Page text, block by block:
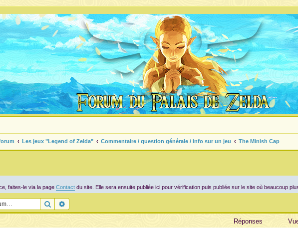
Les jeux "Legend of Zelda" Commentaire / question générale / info sur un jeu The Minish Cap
faites-le via la page Contact du site. Elle sera ensuite publiée ici pour vérification puis publiée sur le site où beaucoup
Rechercher
Réponses